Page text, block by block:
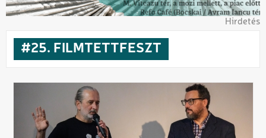
Hirdetés
25. FILMTETTFESZT